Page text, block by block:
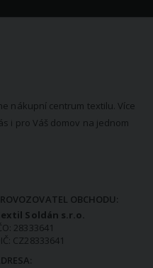
nákupní centrum textilu. Více
i pro Váš domov na jednom
OBCHODU:
Soldán s.r.o.
28333641
CZ28333641